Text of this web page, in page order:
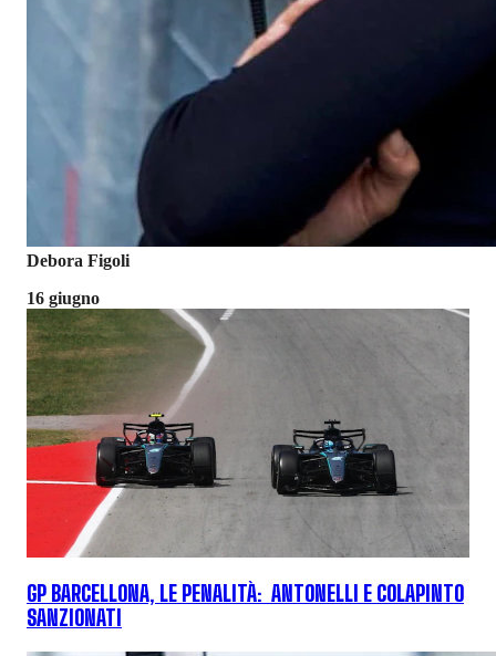
Debora Figoli
16 giugno
GP BARCELLONA, LE PENALITÀ: ANTONELLI E COLAPINTO
SANZIONATI